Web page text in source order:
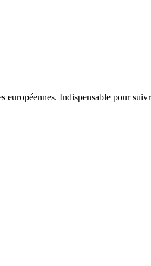
européennes. Indispensable pour